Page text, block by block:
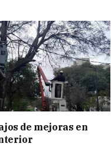
de mejoras en